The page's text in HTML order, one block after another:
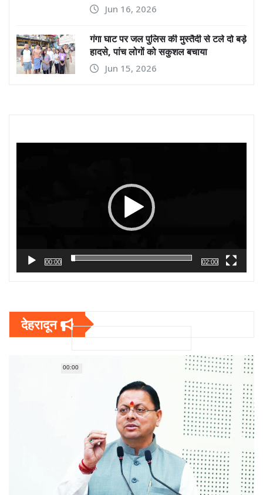
Jun 16, 2026
गंगा घाट पर जल पुलिस की मुस्तैदी से टले दो बड़े
हादसे, पांच लोगों को सकुशल बचाया
Jun 15, 2026
00:00
00:00
02:00
देहरादून